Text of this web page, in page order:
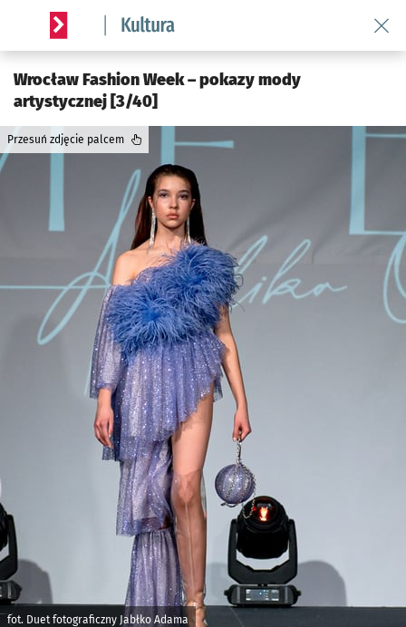
Serwis informacyjny wroclaw.pl podserwis: Kultura
Wrocław Fashion Week – pokazy mody
artystycznej [3/40]
fot. Duet fotograficzny Jabłko Adama
Przesuń zdjęcie palcem